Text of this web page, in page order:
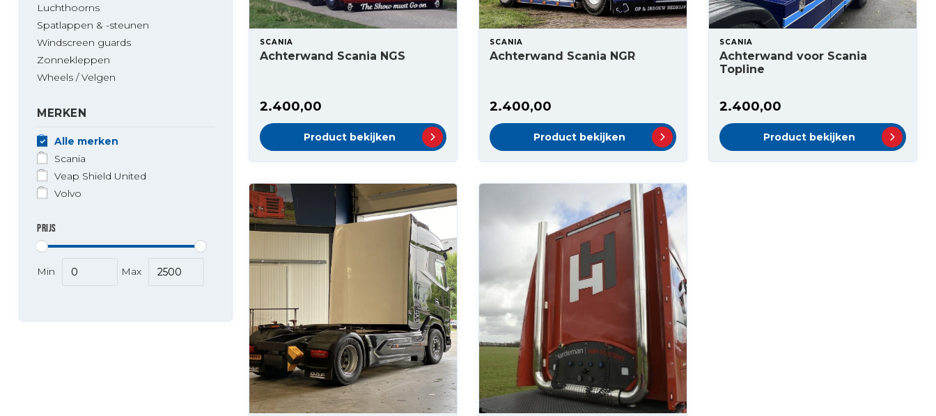
Luchthoorns
Spatlappen & -steunen
Windscreen guards
Zonnekleppen
Wheels / Velgen
MERKEN
Alle merken
Scania
Veap Shield United
Volvo
PRIJS
Min Max
SCANIA
Achterwand Scania NGS
2.400,00
Product bekijken
SCANIA
Achterwand Scania NGR
2.400,00
Product bekijken
SCANIA
Achterwand voor Scania
Topline
2.400,00
Product bekijken